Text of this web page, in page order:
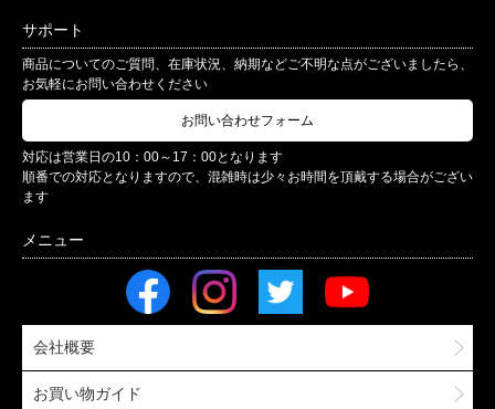
サポート
商品についてのご質問、在庫状況、納期などご不明な点がございましたら、
お気軽にお問い合わせください
お問い合わせフォーム
対応は営業日の10：00～17：00となります
順番での対応となりますので、混雑時は少々お時間を頂戴する場合がござい
ます
会社概要
お買い物ガイド